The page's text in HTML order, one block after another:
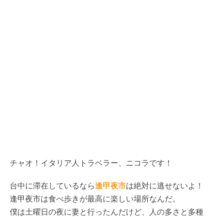
チャオ！イタリア人トラベラー、ニコラです！
台中に滞在しているなら逢甲夜市は絶対に逃せないよ！
逢甲夜市は食べ歩きが最高に楽しい場所なんだ。
僕は土曜日の夜に妻と行ったんだけど、人の多さと多種